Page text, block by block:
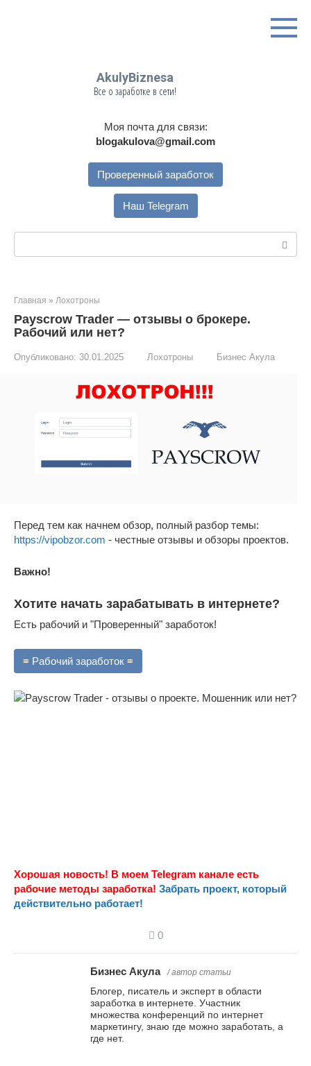
AkulyBiznesa
Все о заработке в сети!
Моя почта для связи:
blogakulova@gmail.com
Проверенный заработок
Наш Telegram
Главная » Лохотроны
Payscrow Trader — отзывы о брокере.
Рабочий или нет?
Опубликовано: 30.01.2025 Лохотроны Бизнес Акула
Перед тем как начнем обзор, полный разбор темы:
https://vipobzor.com - честные отзывы и обзоры проектов.
Важно!
Хотите начать зарабатывать в интернете?
Есть рабочий и "Проверенный" заработок!
≡ Рабочий заработок ≡
Хорошая новость! В моем Telegram канале есть
рабочие методы заработка! Забрать проект, который
действительно работает!
0
Бизнес Акула / автор статьи
Блогер, писатель и эксперт в области
заработка в интернете. Участник
множества конференций по интернет
маркетингу, знаю где можно заработать, а
где нет.